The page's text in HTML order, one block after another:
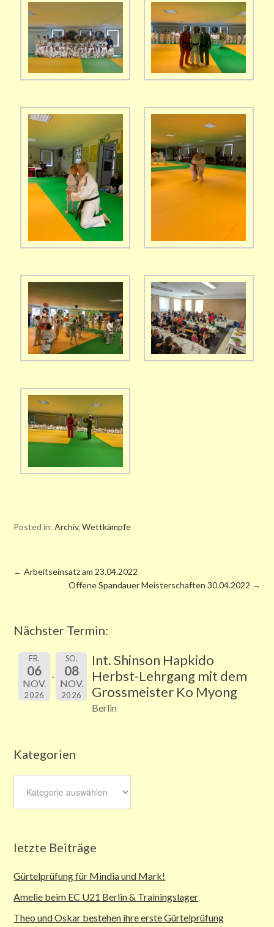
Posted in:Archiv,Wettkämpfe
← Arbeitseinsatz am 23.04.2022
Offene Spandauer Meisterschaften 30.04.2022 →
Nächster Termin:
FR.
06
NOV.
2026
SO.
08
NOV.
2026
Int. Shinson Hapkido
Herbst-Lehrgang mit dem
Grossmeister Ko Myong
Berlin
Kategorien
letzte Beiträge
Gürtelprüfung für Mindia und Mark!
Amelie beim EC U21 Berlin & Trainingslager
Theo und Oskar bestehen ihre erste Gürtelprüfung